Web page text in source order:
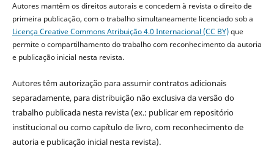
Autores mantêm os direitos autorais e concedem à revista o direito de
primeira publicação, com o trabalho simultaneamente licenciado sob a
Licença Creative Commons Atribuição 4.0 Internacional (CC BY)que
permite o compartilhamento do trabalho com reconhecimento da autoria
e publicação inicial nesta revista.
Autores têm autorização para assumir contratos adicionais
separadamente, para distribuição não exclusiva da versão do
trabalho publicada nesta revista (ex.: publicar em repositório
institucional ou como capítulo de livro, com reconhecimento de
autoria e publicação inicial nesta revista).